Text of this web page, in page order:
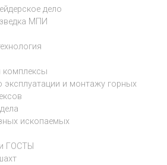
дело
МПИ
эксплуатации и монтажу горных
ископаемых
ГОСТЫ